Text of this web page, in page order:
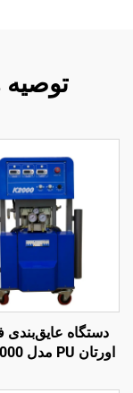
دستگاه عایق‌بندی